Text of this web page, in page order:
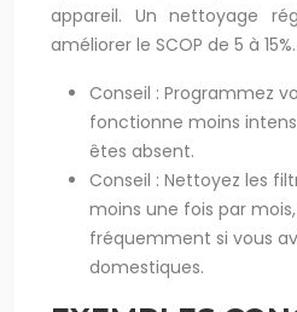
appareil. Un nettoyage
améliorer le SCOP de 5 à 15%.
Conseil : Programmez
fonctionne moins
êtes absent.
Conseil : Nettoyez les
moins une fois par
fréquemment si vous
domestiques.